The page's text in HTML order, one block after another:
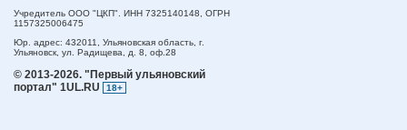
Учредитель ООО "ЦКП". ИНН 7325140148, ОГРН
1157325006475
Юр. адрес: 432011, Ульяновская область, г.
Ульяновск, ул. Радищева, д. 8, оф.28
© 2013-2026. "Первый ульяновский
портал" 1UL.RU
18+